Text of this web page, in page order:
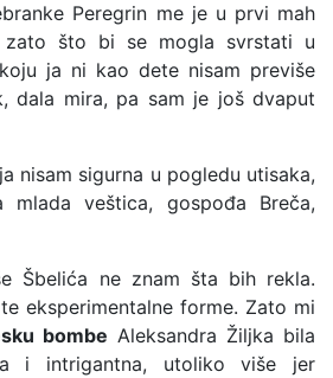
Peregrin me je u prvi mah
zato što bi se mogla svrstati u
ja ni kao dete nisam previše
dala mira, pa sam je još dvaput
nisam sigurna u pogledu utisaka,
veštica, gospođa Breča,
Šbelića ne znam šta bih rekla.
eksperimentalne forme. Zato mi
bombe Aleksandra Žiljka bila
i intrigantna, utoliko više jer